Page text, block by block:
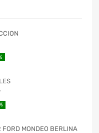
FORD MONDEO BERLINA